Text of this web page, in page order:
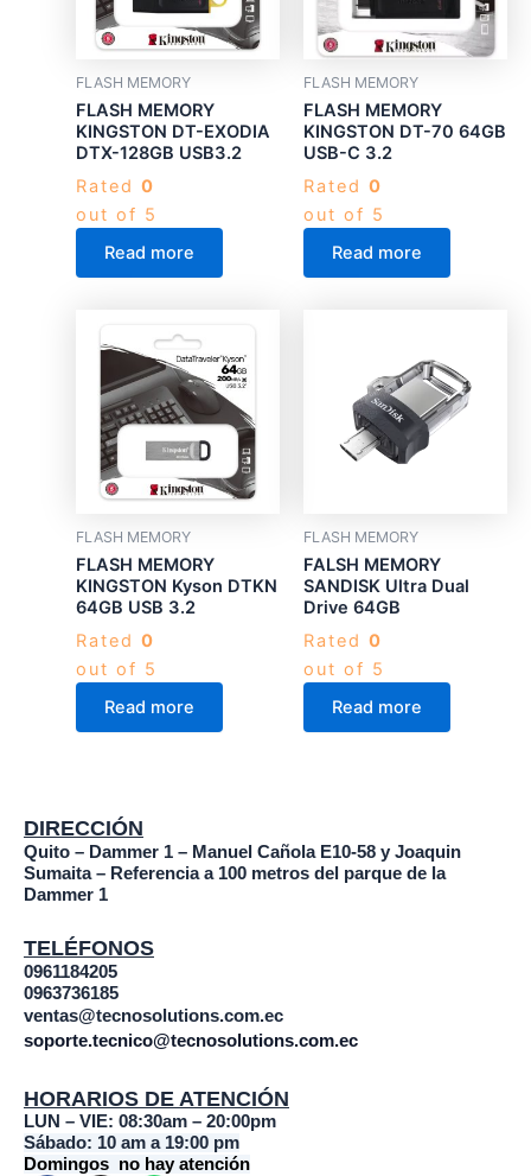
FLASH MEMORY
FLASH MEMORY
KINGSTON DT-EXODIA
DTX-128GB USB3.2
Rated 0
out of 5
Read more
FLASH MEMORY
FLASH MEMORY
KINGSTON DT-70 64GB
USB-C 3.2
Rated 0
out of 5
Read more
FLASH MEMORY
FLASH MEMORY
KINGSTON Kyson DTKN
64GB USB 3.2
Rated 0
out of 5
Read more
FLASH MEMORY
FALSH MEMORY
SANDISK Ultra Dual
Drive 64GB
Rated 0
out of 5
Read more
DIRECCIÓN
Quito – Dammer 1 – Manuel Cañola E10-58 y Joaquin
Sumaita – Referencia a 100 metros del parque de la
Dammer 1
TELÉFONOS
0961184205
0963736185
ventas@tecnosolutions.com.ec
soporte.tecnico@tecnosolutions.com.ec
HORARIOS DE ATENCIÓN
LUN – VIE: 08:30am – 20:00pm
Sábado: 10 am a 19:00 pm
Domingos no hay atención